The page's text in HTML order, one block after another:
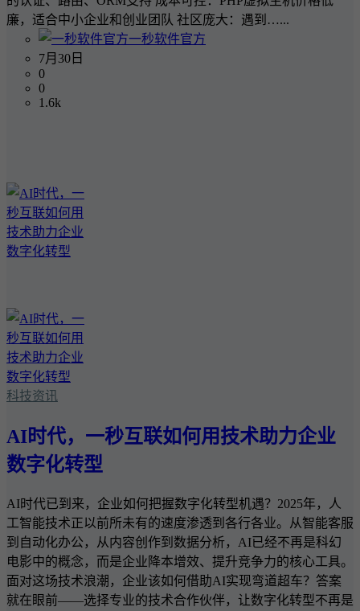
廉，适合中小企业和创业团队 社区庞大：遇到…...
一秒软件官方
7月30日
0
0
1.6k
科技资讯
AI时代，一秒互联如何用技术助力企业
数字化转型
AI时代已到来，企业如何把握数字化转型机遇？2025年，人
工智能技术正以前所未有的速度渗透到各行各业。从智能客服
到自动化办公，从内容创作到数据分析，AI已经不再是科幻
电影中的概念，而是企业降本增效、提升竞争力的核心工具。
面对这场技术浪潮，企业该如何借助AI实现弯道超车？答案
就在眼前——选择专业的技术合作伙伴，让数字化转型不再是